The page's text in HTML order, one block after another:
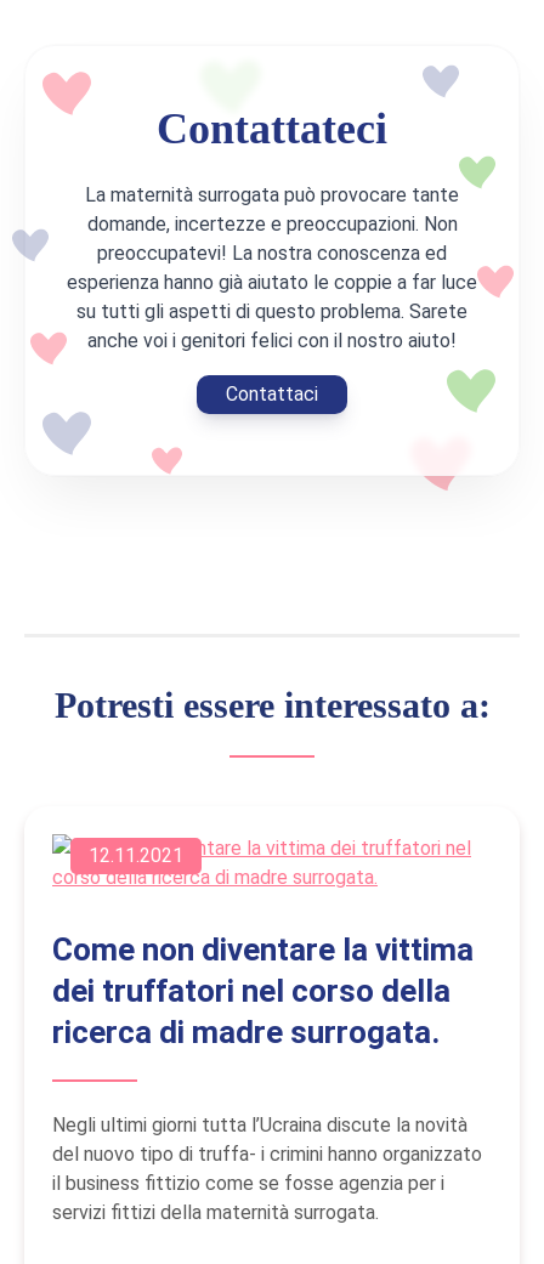
Contattateci
La maternità surrogata può provocare tante
domande, incertezze e preoccupazioni. Non
preoccupatevi! La nostra conoscenza ed
esperienza hanno già aiutato le coppie a far luce
su tutti gli aspetti di questo problema. Sarete
anche voi i genitori felici con il nostro aiuto!
Contattaci
Potresti essere interessato a:
12.11.2021
Come non diventare la vittima
dei truffatori nel corso della
ricerca di madre surrogata.
Negli ultimi giorni tutta l’Ucraina discute la novità
del nuovo tipo di truffa- i crimini hanno organizzato
il business fittizio come se fosse agenzia per i
servizi fittizi della maternità surrogata.